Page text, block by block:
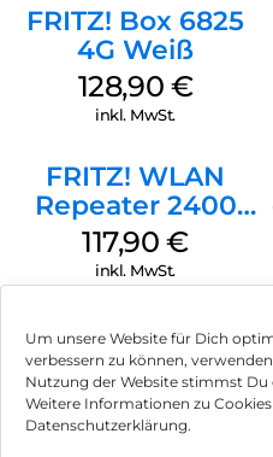
Um unsere Website für Dich
verbessern zu können,
Nutzung der Website stimmst Du
Weitere Informationen zu
Datenschutzerklärung.
FRITZ! Box 6825
4G Weiß
128,90 €
inkl. MwSt.
FRITZ! WLAN
Repeater 2400
Weiß
117,90€
inkl. MwSt.
Impressum